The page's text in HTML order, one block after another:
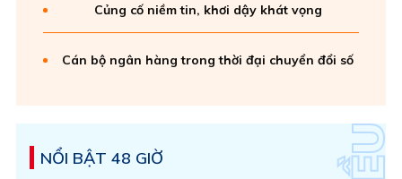
Củng cố niềm tin, khơi dậy khát vọng
Cán bộ ngân hàng trong thời đại chuyển đổi số
NỔI BẬT 48 GIỜ